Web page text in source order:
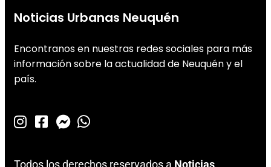
Noticias Urbanas Neuquén
Encontranos en nuestras redes sociales para más
información sobre la actualidad de Neuquén y el
país.
Todos los derechos reservados a Noticias